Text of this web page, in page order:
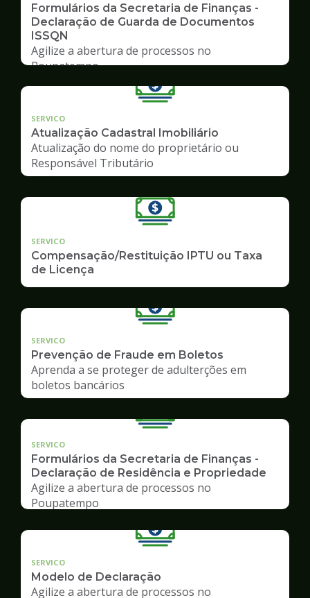
Formulários da Secretaria de Finanças -
Declaração de Guarda de Documentos
ISSQN
Agilize a abertura de processos no
Poupatempo
SERVICO
Atualização Cadastral Imobiliário
Atualização do nome do proprietário ou
Responsável Tributário
SERVICO
Compensação/Restituição IPTU ou Taxa
de Licença
SERVICO
Prevenção de Fraude em Boletos
Aprenda a se proteger de adulterções em
boletos bancários
SERVICO
Formulários da Secretaria de Finanças -
Declaração de Residência e Propriedade
Agilize a abertura de processos no
Poupatempo
SERVICO
Modelo de Declaração
Agilize a abertura de processos no